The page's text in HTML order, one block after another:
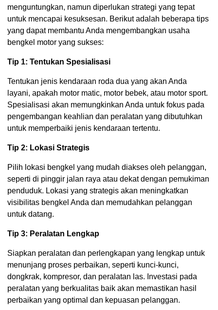
menguntungkan, namun diperlukan strategi yang tepat
untuk mencapai kesuksesan. Berikut adalah beberapa tips
yang dapat membantu Anda mengembangkan usaha
bengkel motor yang sukses:
Tip 1: Tentukan Spesialisasi
Tentukan jenis kendaraan roda dua yang akan Anda
layani, apakah motor matic, motor bebek, atau motor sport.
Spesialisasi akan memungkinkan Anda untuk fokus pada
pengembangan keahlian dan peralatan yang dibutuhkan
untuk memperbaiki jenis kendaraan tertentu.
Tip 2: Lokasi Strategis
Pilih lokasi bengkel yang mudah diakses oleh pelanggan,
seperti di pinggir jalan raya atau dekat dengan pemukiman
penduduk. Lokasi yang strategis akan meningkatkan
visibilitas bengkel Anda dan memudahkan pelanggan
untuk datang.
Tip 3: Peralatan Lengkap
Siapkan peralatan dan perlengkapan yang lengkap untuk
menunjang proses perbaikan, seperti kunci-kunci,
dongkrak, kompresor, dan peralatan las. Investasi pada
peralatan yang berkualitas baik akan memastikan hasil
perbaikan yang optimal dan kepuasan pelanggan.